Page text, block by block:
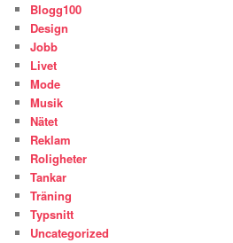
Blogg100
Design
Jobb
Livet
Mode
Musik
Nätet
Reklam
Roligheter
Tankar
Träning
Typsnitt
Uncategorized